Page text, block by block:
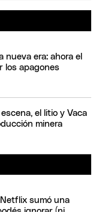
nueva era: ahora el
los apagones
el litio y Vaca
minera
sumó una